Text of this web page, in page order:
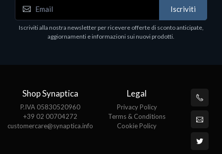
WD_BLACK SN850X NVMe SSD
WDBB9H0020BNC - SSD - 2 TB - interno - M.2
2280 - PCIe 4.0 (NVMe) - dissipatore integrato -
nero
Iscriviti
Iscriviti alla nostra newsletter per ricevere offerte di sconto anticipate,
aggiornamenti e informazioni sui nuovi prodotti.
Shop Synaptica
P.IVA 05830520960
+39 02 00704272
customercare@synaptica.info
Legal
Privacy Policy
Terms & Conditions
Cookie Policy